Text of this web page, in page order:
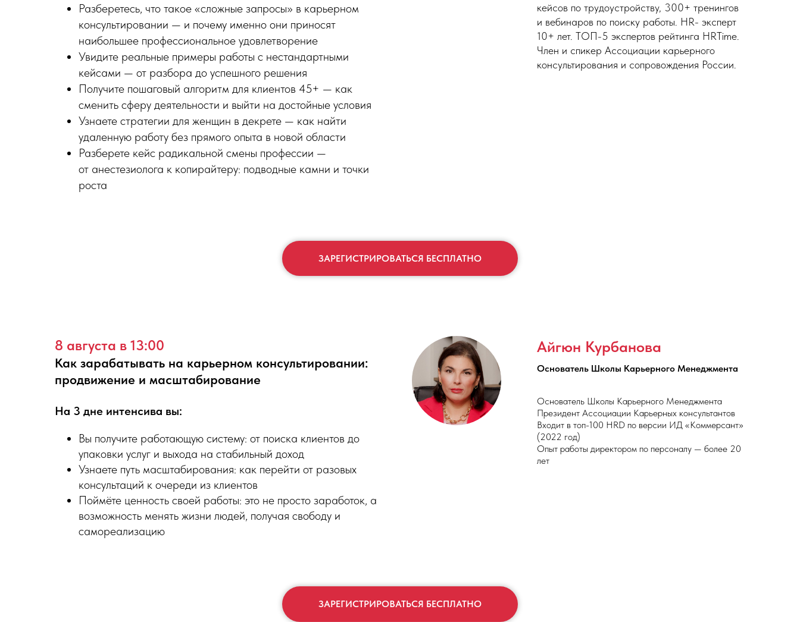
Разберетесь, что такое «сложные запросы» в карьерном
консультировании — и почему именно они приносят
наибольшее профессиональное удовлетворение
Увидите реальные примеры работы с нестандартными
кейсами — от разбора до успешного решения
Получите пошаговый алгоритм для клиентов 45+ — как
сменить сферу деятельности и выйти на достойные условия
Узнаете стратегии для женщин в декрете — как найти
удаленную работу без прямого опыта в новой области
Разберете кейс радикальной смены профессии —
от анестезиолога к копирайтеру: подводные камни и точки
роста
кейсов по трудоустройству, 300+ тренингов
и вебинаров по поиску работы. HR- эксперт
10+ лет. ТОП-5 экспертов рейтинга HRTime.
Член и спикер Ассоциации карьерного
консультирования и сопровождения России.
ЗАРЕГИСТРИРОВАТЬСЯ БЕСПЛАТНО
8 августа в 13:00
Как зарабатывать на карьерном консультировании:
продвижение и масштабирование
На 3 дне интенсива вы:
Вы получите работающую систему: от поиска клиентов до
упаковки услуг и выхода на стабильный доход
Узнаете путь масштабирования: как перейти от разовых
консультаций к очереди из клиентов
Поймёте ценность своей работы: это не просто заработок, а
возможность менять жизни людей, получая свободу и
самореализацию
Айгюн Курбанова
Основатель Школы Карьерного Менеджмента
Основатель Школы Карьерного Менеджмента
Президент Ассоциации Карьерных консультантов
Входит в топ-100 HRD по версии ИД «Коммерсант»
(2022 год)
Опыт работы директором по персоналу — более 20
лет
ЗАРЕГИСТРИРОВАТЬСЯ БЕСПЛАТНО